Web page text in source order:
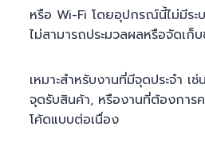
หรือ Wi-Fi โดยอุปกรณ์นี้ไม่มีระ
ไม่สามารถประมวลผลหรือจัดเก็
เหมาะสำหรับงานที่มีจุดประจำ เ
จุดรับสินค้า, หรืองานที่ต้องการค
โค้ดแบบต่อเนื่อง